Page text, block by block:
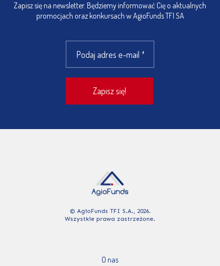
Zapisz się na newsletter. Będziemy informować Cię o aktualnych
promocjach oraz konkursach w AgioFunds TFI SA
© AgioFunds TFI S.A., 2026.
Wszystkie prawa zastrzeżone.
O nas